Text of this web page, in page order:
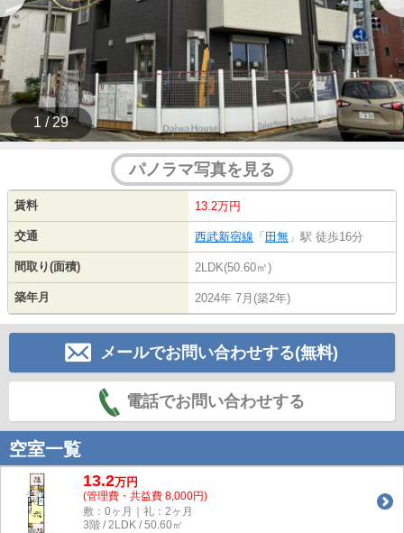
1 / 29
パノラマ写真を見る
賃料 13.2万円
交通 西武新宿線 「 田無 」駅 徒歩16分
間取り(面積) 2LDK(50.60㎡)
築年月 2024年 7月(築2年)
メールでお問い合わせする(無料)
電話でお問い合わせする
空室一覧
13.2万円
(管理費・共益費 8,000円)
敷：0ヶ月｜礼：2ヶ月
3階 / 2LDK / 50.60㎡